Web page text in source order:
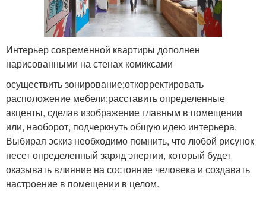
Интерьер современной квартиры дополнен
нарисованными на стенах комиксами
осуществить зонирование;откорректировать
расположение мебели;расставить определенные
акценты, сделав изображение главным в помещении
или, наоборот, подчеркнуть общую идею интерьера.
Выбирая эскиз необходимо помнить, что любой рисунок
несет определенный заряд энергии, который будет
оказывать влияние на состояние человека и создавать
настроение в помещении в целом.